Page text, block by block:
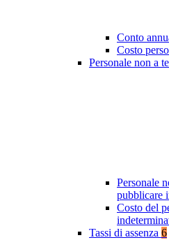
Conto
Costo
Personale non a
Personale
pubblicare
Costo del
Tassi di assenza 6